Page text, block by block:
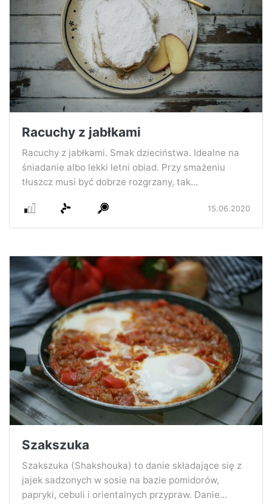
Racuchy z jabłkami
Racuchy z jabłkami. Smak dzieciństwa. Idealne na
śniadanie albo lekki letni obiad. Przy smażeniu
tłuszcz musi być dobrze rozgrzany, tak...
15.06.2020
Szakszuka
Szakszuka (Shakshouka) to danie składające się z
jajek sadzonych w sosie na bazie pomidorów,
papryki, cebuli i orientalnych przypraw. Danie...